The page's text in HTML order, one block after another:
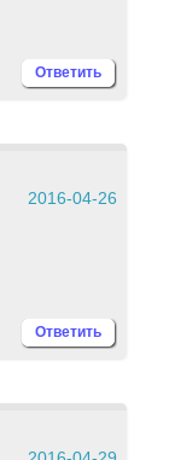
Ответить
2016-04-26
Ответить